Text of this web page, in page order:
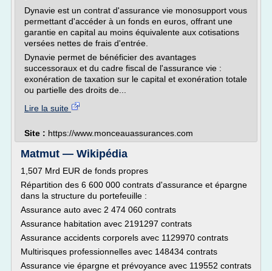
Dynavie est un contrat d'assurance vie monosupport vous
permettant d'accéder à un fonds en euros, offrant une
garantie en capital au moins équivalente aux cotisations
versées nettes de frais d'entrée.
Dynavie permet de bénéficier des avantages
successoraux et du cadre fiscal de l'assurance vie :
exonération de taxation sur le capital et exonération totale
ou partielle des droits de...
Lire la suite
Site : https://www.monceauassurances.com
Matmut — Wikipédia
1,507 Mrd EUR de fonds propres
Répartition des 6 600 000 contrats d'assurance et épargne
dans la structure du portefeuille :
Assurance auto avec 2 474 060 contrats
Assurance habitation avec 2191297 contrats
Assurance accidents corporels avec 1129970 contrats
Multirisques professionnelles avec 148434 contrats
Assurance vie épargne et prévoyance avec 119552 contrats